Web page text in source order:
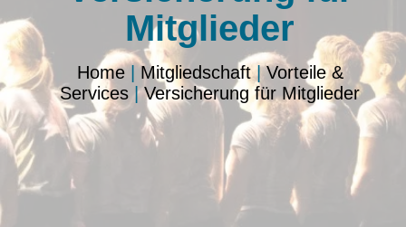
Mitglieder
Home|Mitgliedschaft|Vorteile &
Services |Versicherung für Mitglieder